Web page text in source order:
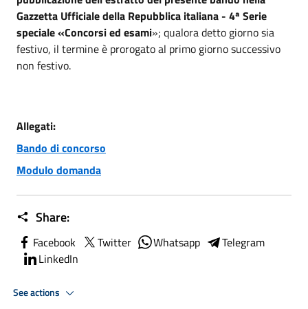
Gazzetta Ufficiale della Repubblica italiana - 4ª Serie
speciale «Concorsi ed esami»; qualora detto giorno sia
festivo, il termine è prorogato al primo giorno successivo
non festivo.
Allegati:
Bando di concorso
Modulo domanda
Share:
Facebook Twitter Whatsapp
Telegram
LinkedIn
See actions